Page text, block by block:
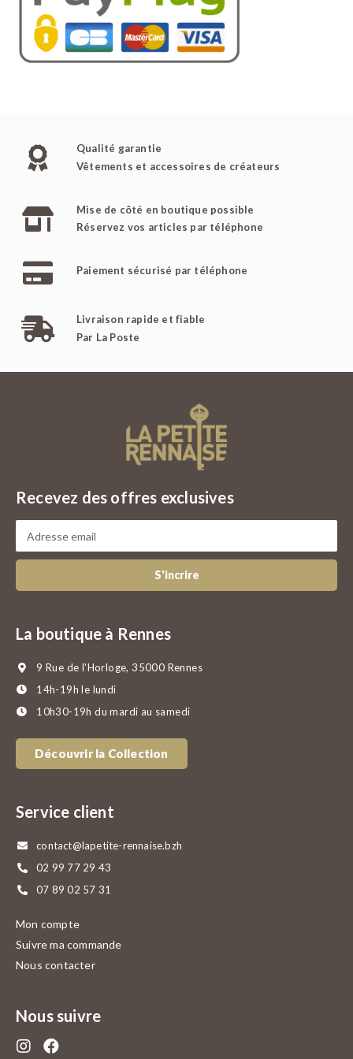
Qualité garantie
Vêtements et accessoires de créateurs
Mise de côté en boutique possible
Réservez vos articles par téléphone
Paiement sécurisé par téléphone
Livraison rapide et fiable
Par La Poste
Recevez des offres exclusives
S'incrire
La boutique à Rennes
9 Rue de l'Horloge, 35000 Rennes
14h-19h le lundi
10h30-19h du mardi au samedi
Découvrir la Collection
Service client
contact@lapetite-rennaise.bzh
02 99 77 29 43
07 89 02 57 31
Mon compte
Suivre ma commande
Nous contacter
Nous suivre